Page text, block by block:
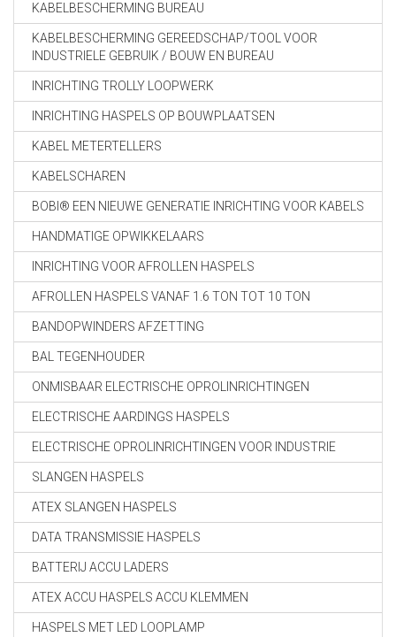
KABELBESCHERMING BUREAU
KABELBESCHERMING GEREEDSCHAP/TOOL VOOR
INDUSTRIELE GEBRUIK / BOUW EN BUREAU
INRICHTING TROLLY LOOPWERK
INRICHTING HASPELS OP BOUWPLAATSEN
KABEL METERTELLERS
KABELSCHAREN
BOBI® EEN NIEUWE GENERATIE INRICHTING VOOR KABELS
HANDMATIGE OPWIKKELAARS
INRICHTING VOOR AFROLLEN HASPELS
AFROLLEN HASPELS VANAF 1.6 TON TOT 10 TON
BANDOPWINDERS AFZETTING
BAL TEGENHOUDER
ONMISBAAR ELECTRISCHE OPROLINRICHTINGEN
ELECTRISCHE AARDINGS HASPELS
ELECTRISCHE OPROLINRICHTINGEN VOOR INDUSTRIE
SLANGEN HASPELS
ATEX SLANGEN HASPELS
DATA TRANSMISSIE HASPELS
BATTERIJ ACCU LADERS
ATEX ACCU HASPELS ACCU KLEMMEN
HASPELS MET LED LOOPLAMP